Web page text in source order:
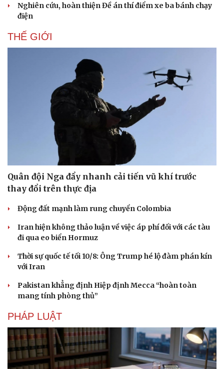
Nghiên cứu, hoàn thiện Đề án thí điểm xe ba bánh chạy
điện
THẾ GIỚI
Quân đội Nga đẩy nhanh cải tiến vũ khí trước
thay đổi trên thực địa
Động đất mạnh làm rung chuyển Colombia
Iran hiện không thảo luận về việc áp phí đối với các tàu
đi qua eo biển Hormuz
Thời sự quốc tế tối 10/8: Ông Trump hé lộ đàm phán kín
với Iran
Pakistan khẳng định Hiệp định Mecca “hoàn toàn
mang tính phòng thủ”
PHÁP LUẬT